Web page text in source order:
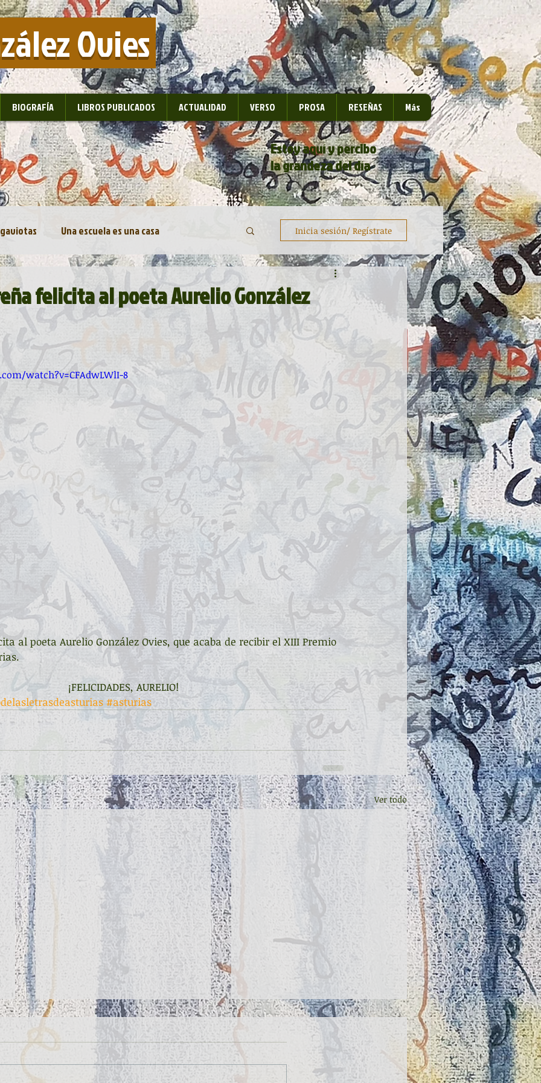
Ovies
BIOGRAFÍA LIBROS PUBLICADOS ACTUALIDAD VERSO PROSA RESEÑAS Más
Estoy aquí y percibo
la grandeza del día
Una escuela es una casa
BocArtes y Oficios
Asociación d'Escritores d'Asturies
Fundación Princesa de Asturias Una mitología
de la Poesía Día del Libro
Recital Taller literario
Pequeños pasos para grandes poetas
Inicia sesión/ Regístrate
felicita al poeta Aurelio González
watch?v=CFAdwLWlI-8
al poeta Aurelio González Ovies, que acaba de recibir el XIII Premio
¡FELICIDADES, AURELIO!
#asturias
Ver todo